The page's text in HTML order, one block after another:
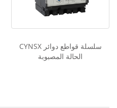
CYNSX سلسلة قواطع دوائر
الحالة المصبوبة